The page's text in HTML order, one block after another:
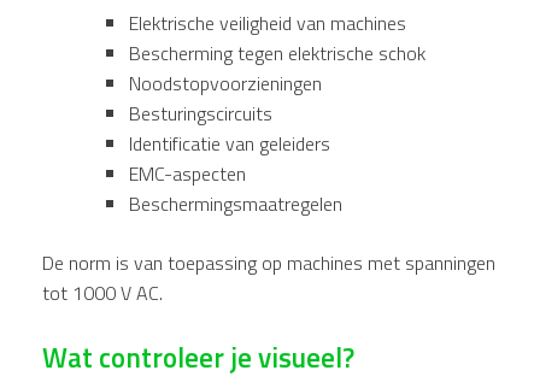
Elektrische veiligheid van machines
Bescherming tegen elektrische schok
Noodstopvoorzieningen
Besturingscircuits
Identificatie van geleiders
EMC-aspecten
Beschermingsmaatregelen
De norm is van toepassing op machines met spanningen
tot 1000 V AC.
Wat controleer je visueel?